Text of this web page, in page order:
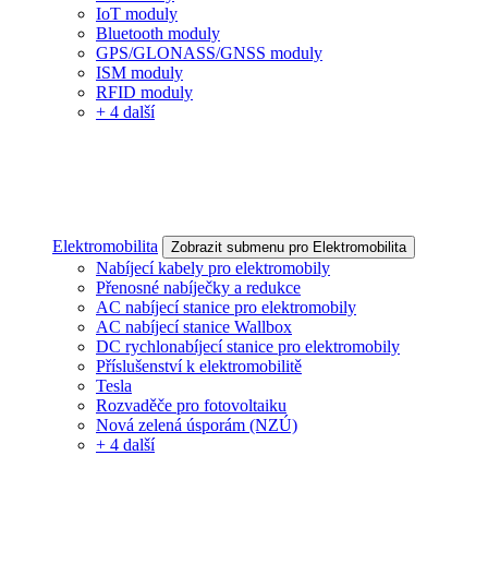
IoT moduly
Bluetooth moduly
GPS/GLONASS/GNSS moduly
ISM moduly
RFID moduly
+ 4 další
Elektromobilita Zobrazit submenu pro Elektromobilita
Nabíjecí kabely pro elektromobily
Přenosné nabíječky a redukce
AC nabíjecí stanice pro elektromobily
AC nabíjecí stanice Wallbox
DC rychlonabíjecí stanice pro elektromobily
Příslušenství k elektromobilitě
Tesla
Rozvaděče pro fotovoltaiku
Nová zelená úsporám (NZÚ)
+ 4 další